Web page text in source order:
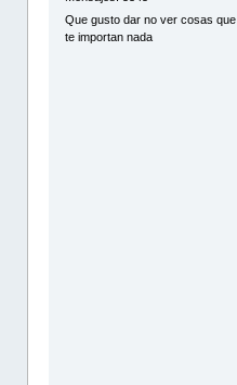
Que gusto dar no ver cosas que
te importan nada